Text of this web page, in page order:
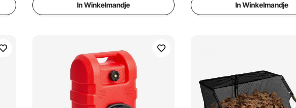
In Winkelmandje In Winkelmandje